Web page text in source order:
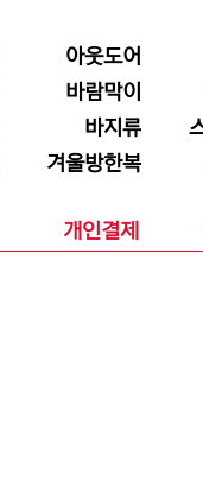
아웃도어
바람막이
바지류
겨울방한복
개인결제